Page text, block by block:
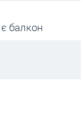
є балкон